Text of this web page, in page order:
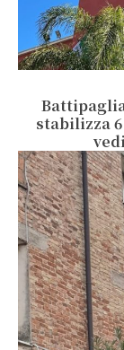
stabilizza